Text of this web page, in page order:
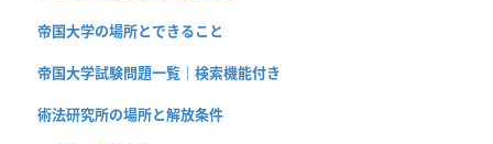
帝国大学の場所とできること
帝国大学試験問題一覧｜検索機能付き
術法研究所の場所と解放条件